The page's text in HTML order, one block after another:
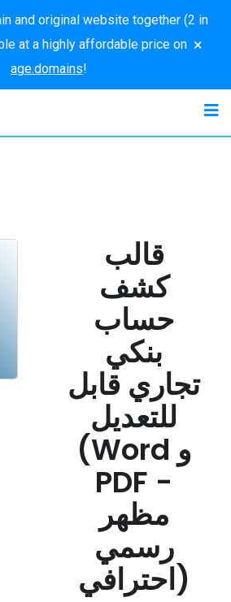
and original website together (2 in
at a highly affordable price on
age.domains!
×
قالب
كشف
حساب
بنكي
تجاري قابل
للتعديل
(Word و
PDF -
مظهر
رسمي
احترافي)